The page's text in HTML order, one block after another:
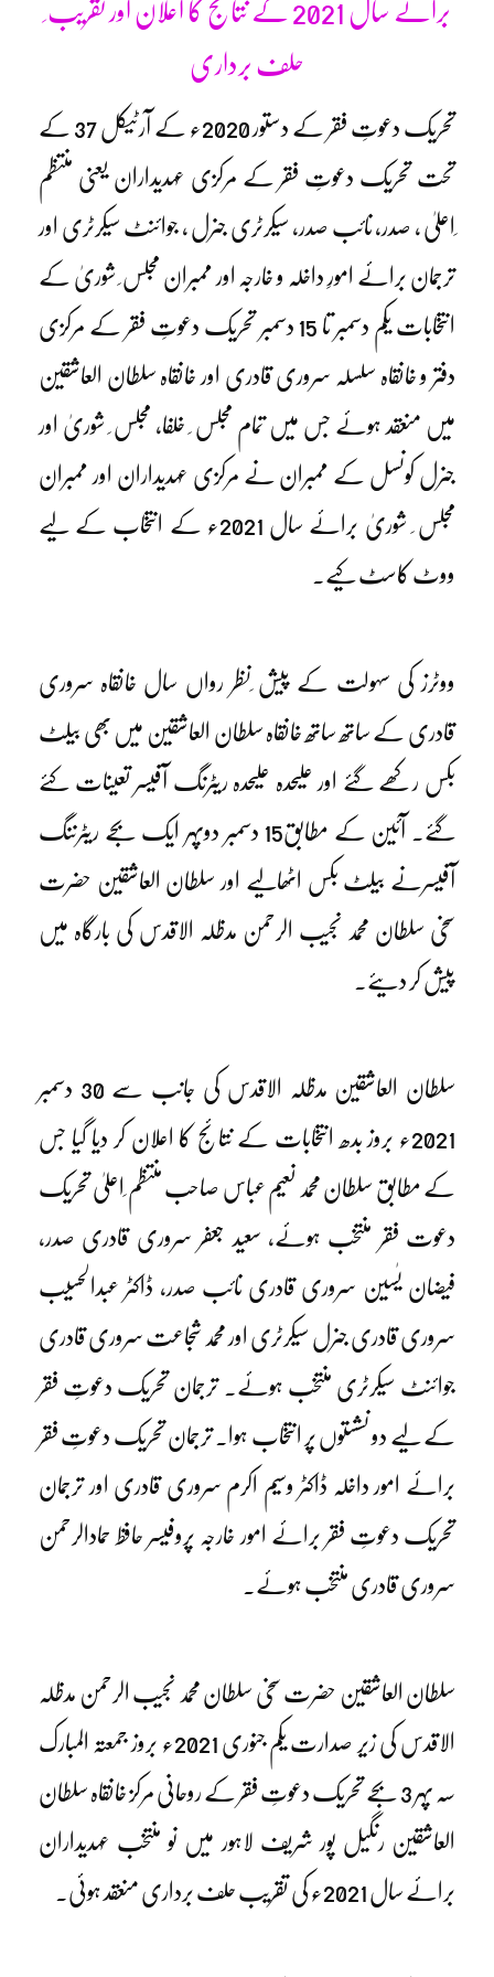
برائے سال 2021 کے نتائج کا اعلان اور تقریب ِ
حلف برداری
تحریک دعوتِ فقر کے دستور 2020ء کے آرٹیکل 37 کے
تحت تحریک دعوتِ فقر کے مرکزی عہدیداران یعنی منتظم
ِاعلیٰ ، صدر، نائب صدر، سیکرٹری جنرل ، جوائنٹ سیکرٹری اور
ترجمان برائے امورِ داخلہ و خارجہ اور ممبران مجلس ِ شوریٰ کے
انتخابات یکم دسمبر تا 15 دسمبر تحریک دعوتِ فقر کے مرکزی
دفتر و خانقاہ سلسلہ سروری قادری اور خانقاہ سلطان العاشقین
میں منعقد ہوئے جس میں تمام مجلس ِ خلفا، مجلس ِ شوریٰ اور
جنرل کونسل کے ممبران نے مرکزی عہدیداران اور ممبران
مجلس ِ شوریٰ برائے سال 2021ء کے انتخاب کے لیے
ووٹ کاسٹ کیے۔
ووٹرز کی سہولت کے پیش ِنظر رواں سال خانقاہ سروری
قادری کے ساتھ ساتھ خانقاہ سلطان العاشقین میں بھی بیلٹ
بکس رکھے گئے اور علیحدہ علیحدہ ریٹرنگ آفیسر تعینات کئے
گئے۔ آئین کے مطابق15 دسمبر دوپہر ایک بجے ریٹرننگ
آفیسرنے بیلٹ بکس اٹھالیے اور سلطان العاشقین حضرت
سخی سلطان محمد نجیب الرحمن مدظلہ الاقدس کی بارگاہ میں
پیش کر دیئے۔
سلطان العاشقین مدظلہ الاقدس کی جانب سے 30 دسمبر
2021ء بروز بدھ انتخابات کے نتائج کا اعلان کر دیا گیا جس
کے مطابق سلطان محمد نعیم عباس صاحب منتظم ِاعلیٰ تحریک
دعوت فقر منتخب ہوئے، سعید جعفر سروری قادری صدر،
فیضان یٰسین سروری قادری نائب صدر، ڈاکٹر عبدالحسیب
سروری قادری جنرل سیکرٹری اور محمد شجاعت سروری قادری
جوائنٹ سیکرٹری منتخب ہوئے۔ ترجمان تحریک دعوتِ فقر
کے لیے دو نشستوں پر انتخاب ہوا۔ ترجمان تحریک دعوتِ فقر
برائے امور داخلہ ڈاکٹر وسیم اکرم سروری قادری اور ترجمان
تحریک دعوتِ فقر برائے امور خارجہ پروفیسر حافظ حمادالرحمن
سروری قادری منتخب ہوئے۔
سلطان العاشقین حضرت سخی سلطان محمد نجیب الرحمن مدظلہ
الاقدس کی زیر صدارت یکم جنوری 2021ء بروز جمعتہ المبارک
سہ پہر 3 بجے تحریک دعوتِ فقر کے روحانی مرکز خانقاہ سلطان
العاشقین رنگیل پور شریف لاہور میں نو منتخب عہدیداران
برائے سال 2021ء کی تقریب حلف برداری منعقد ہوئی۔